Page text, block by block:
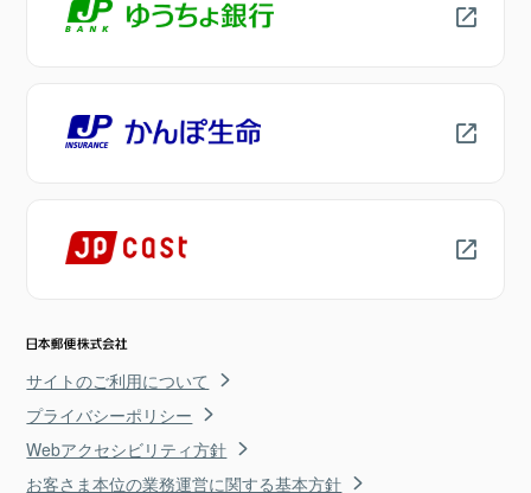
サイトのご利用について
プライバシーポリシー
Webアクセシビリティ方針
お客さま本位の業務運営に関する基本方針